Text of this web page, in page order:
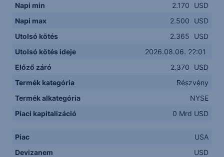
Napi min
2.170
USD
Napi max
2.500
USD
Utolsó kötés
2.365
USD
Utolsó kötés ideje
2026.08.06. 22:01
Előző záró
2.370
USD
Termék kategória
Részvény
Termék alkategória
NYSE
Piaci kapitalizáció
0 Mrd USD
Piac
USA
Devizanem
USD